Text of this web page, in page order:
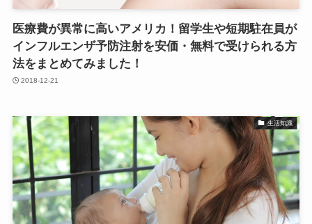
医療費が異常に高いアメリカ！留学生や短期駐在員が
インフルエンザ予防注射を安価・無料で受けられる方
法をまとめてみました！
2018-12-21
生活知識